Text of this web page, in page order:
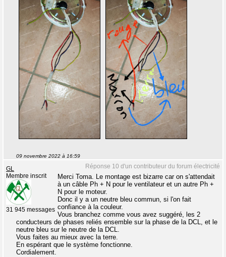
09 novembre 2022 à 16:59
Réponse 10 d'un contributeur du forum électricité
GL
Membre inscrit
31 945 messages
Merci Toma. Le montage est bizarre car on s'attendait
à un câble Ph + N pour le ventilateur et un autre Ph +
N pour le moteur.
Donc il y a un neutre bleu commun, si l'on fait
confiance à la couleur.
Vous branchez comme vous avez suggéré, les 2
conducteurs de phases reliés ensemble sur la phase de la DCL, et le
neutre bleu sur le neutre de la DCL.
Vous faites au mieux avec la terre.
En espérant que le système fonctionne.
Cordialement.